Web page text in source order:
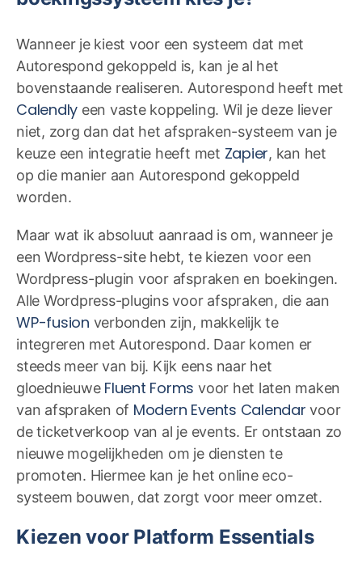
Wanneer je kiest voor een systeem dat met
Autorespond gekoppeld is, kan je al het
bovenstaande realiseren. Autorespond heeft met
Calendly een vaste koppeling. Wil je deze liever
niet, zorg dan dat het afspraken-systeem van je
keuze een integratie heeft met Zapier, kan het
op die manier aan Autorespond gekoppeld
worden.
Maar wat ik absoluut aanraad is om, wanneer je
een Wordpress-site hebt, te kiezen voor een
Wordpress-plugin voor afspraken en boekingen.
Alle Wordpress-plugins voor afspraken, die aan
WP-fusion verbonden zijn, makkelijk te
integreren met Autorespond. Daar komen er
steeds meer van bij. Kijk eens naar het
gloednieuwe Fluent Forms voor het laten maken
van afspraken of Modern Events Calendar voor
de ticketverkoop van al je events. Er ontstaan zo
nieuwe mogelijkheden om je diensten te
promoten. Hiermee kan je het online eco-
systeem bouwen, dat zorgt voor meer omzet.
Kiezen voor Platform Essentials